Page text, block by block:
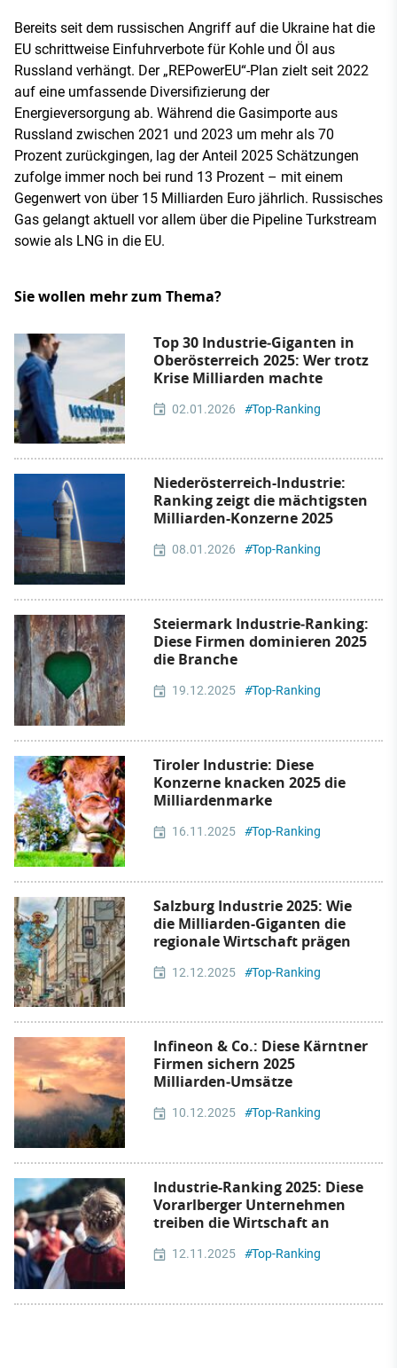
Bereits seit dem russischen Angriff auf die Ukraine hat die
EU schrittweise Einfuhrverbote für Kohle und Öl aus
Russland verhängt. Der „REPowerEU“-Plan zielt seit 2022
auf eine umfassende Diversifizierung der
Energieversorgung ab. Während die Gasimporte aus
Russland zwischen 2021 und 2023 um mehr als 70
Prozent zurückgingen, lag der Anteil 2025 Schätzungen
zufolge immer noch bei rund 13 Prozent – mit einem
Gegenwert von über 15 Milliarden Euro jährlich. Russisches
Gas gelangt aktuell vor allem über die Pipeline Turkstream
sowie als LNG in die EU.
Sie wollen mehr zum Thema?
Top 30 Industrie‑Giganten in
Oberösterreich 2025: Wer trotz
Krise Milliarden machte
02.01.2026 #Top-Ranking
Niederösterreich-Industrie:
Ranking zeigt die mächtigsten
Milliarden-Konzerne 2025
08.01.2026 #Top-Ranking
Steiermark Industrie‑Ranking:
Diese Firmen dominieren 2025
die Branche
19.12.2025 #Top-Ranking
Tiroler Industrie: Diese
Konzerne knacken 2025 die
Milliardenmarke
16.11.2025 #Top-Ranking
Salzburg Industrie 2025: Wie
die Milliarden-Giganten die
regionale Wirtschaft prägen
12.12.2025 #Top-Ranking
Infineon & Co.: Diese Kärntner
Firmen sichern 2025
Milliarden‑Umsätze
10.12.2025 #Top-Ranking
Industrie-Ranking 2025: Diese
Vorarlberger Unternehmen
treiben die Wirtschaft an
12.11.2025 #Top-Ranking